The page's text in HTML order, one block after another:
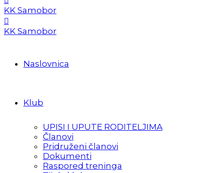
KK Samobor
KK Samobor
Naslovnica
Klub
UPISI I UPUTE RODITELJIMA
Članovi
Pridruženi članovi
Dokumenti
Raspored treninga